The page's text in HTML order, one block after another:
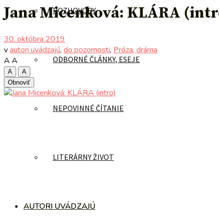
ROZHOVORY
ODBORNÉ ČLÁNKY, ESEJE
NEPOVINNÉ ČÍTANIE
LITERÁRNY ŽIVOT
AUTORI UVÁDZAJÚ
Jana Micenková: KLÁRA
30. októbra 2019
vautori uvádzajú, do pozornosti, Próza, dráma
A A
A
A
Obnoviť